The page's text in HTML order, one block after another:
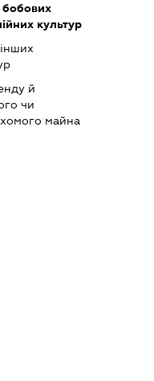
бобових
культур
й
чи
майна